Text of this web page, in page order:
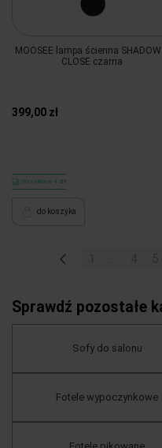
MOOSEE lampa ścienna
CLOSE czarna
399,00 zł
Wysyłka w 4 dni
do koszyka
«
Sprawdź pozostałe
Sofy do salonu
Fotele wypoczynkowe